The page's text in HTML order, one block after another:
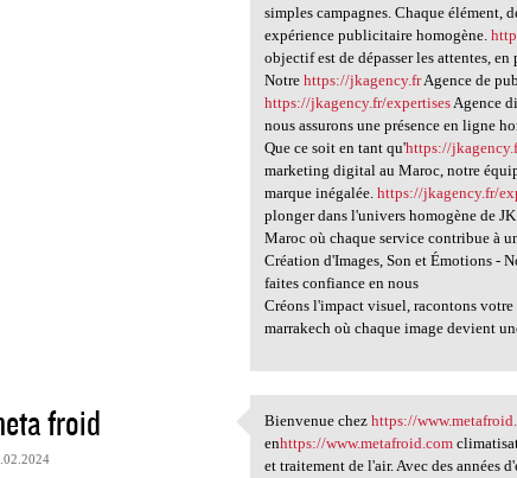
simples campagnes. Chaque élément,
expérience publicitaire homogène.
objectif est de dépasser les attentes,
Notrehttps://jkagency.frAgence de
https://jkagency.fr/expertises Agence
nous assurons une présence en ligne
Que ce soit en tant qu'https://
marketing digital au Maroc, notre
marque inégalée.https://jkagency.fr/
plonger dans l'univers homogène de
Maroc où chaque service contribue à
Création d'Images, Son et Émotions -
faites confiance en nous
Créons l'impact visuel, racontons
marrakech où chaque image devient
froid Bienvenue chez https://www
Bienvenue chezhttps://
enhttps://www.metafroid.com
et traitement de l'air. Avec des années